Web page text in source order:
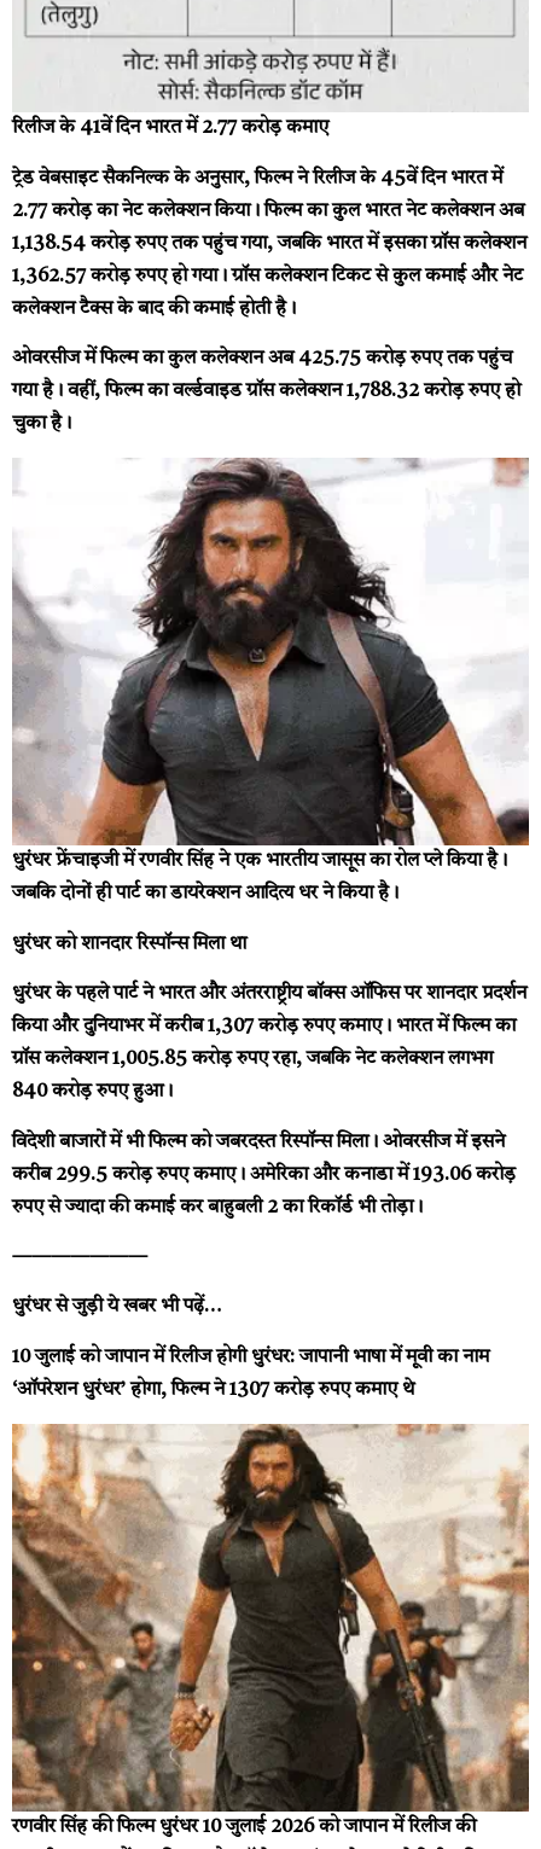
रिलीज के 41वें दिन भारत में ₹2.77 करोड़ कमाए
ट्रेड वेबसाइट सैकनिल्क के अनुसार, फिल्म ने रिलीज के 45वें दिन भारत में
₹2.77 करोड़ का नेट कलेक्शन किया। फिल्म का कुल भारत नेट कलेक्शन अब
1,138.54 करोड़ रुपए तक पहुंच गया, जबकि भारत में इसका ग्रॉस कलेक्शन
1,362.57 करोड़ रुपए हो गया। ग्रॉस कलेक्शन टिकट से कुल कमाई और नेट
कलेक्शन टैक्स के बाद की कमाई होती है।
ओवरसीज में फिल्म का कुल कलेक्शन अब 425.75 करोड़ रुपए तक पहुंच
गया है। वहीं, फिल्म का वर्ल्डवाइड ग्रॉस कलेक्शन 1,788.32 करोड़ रुपए हो
चुका है।
धुरंधर फ्रेंचाइजी में रणवीर सिंह ने एक भारतीय जासूस का रोल प्ले किया है।
जबकि दोनों ही पार्ट का डायरेक्शन आदित्य धर ने किया है।
धुरंधर को शानदार रिस्पॉन्स मिला था
धुरंधर के पहले पार्ट ने भारत और अंतरराष्ट्रीय बॉक्स ऑफिस पर शानदार प्रदर्शन
किया और दुनियाभर में करीब 1,307 करोड़ रुपए कमाए। भारत में फिल्म का
ग्रॉस कलेक्शन 1,005.85 करोड़ रुपए रहा, जबकि नेट कलेक्शन लगभग
840 करोड़ रुपए हुआ।
विदेशी बाजारों में भी फिल्म को जबरदस्त रिस्पॉन्स मिला। ओवरसीज में इसने
करीब 299.5 करोड़ रुपए कमाए। अमेरिका और कनाडा में 193.06 करोड़
रुपए से ज्यादा की कमाई कर बाहुबली 2 का रिकॉर्ड भी तोड़ा।
———————
धुरंधर से जुड़ी ये खबर भी पढ़ें…
10 जुलाई को जापान में रिलीज होगी धुरंधर: जापानी भाषा में मूवी का नाम
‘ऑपरेशन धुरंधर’ होगा, फिल्म ने 1307 करोड़ रुपए कमाए थे
रणवीर सिंह की फिल्म धुरंधर 10 जुलाई 2026 को जापान में रिलीज की